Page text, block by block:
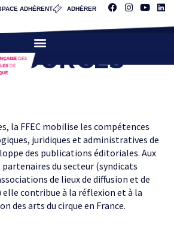
ADHÉRENT ADHÉRER
la FFEC mobilise les compétences
juridiques et administratives de
des publications éditoriales. Aux
partenaires du secteur (syndicats
de lieux de diffusion et de
contribue à la réflexion et à la
des arts du cirque en France.